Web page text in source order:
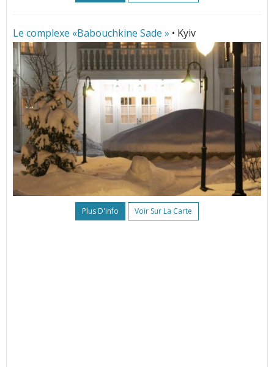
Le complexe «Babouchkine Sade » • Kyiv
Plus D'info Voir Sur La Carte